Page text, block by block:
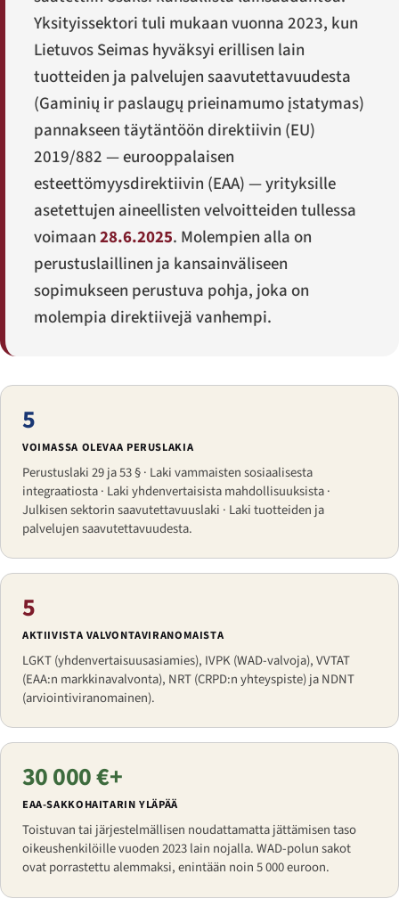
Yksityissektori tuli mukaan vuonna 2023, kun
Lietuvos Seimas hyväksyi erillisen lain
tuotteiden ja palvelujen saavutettavuudesta
(Gaminių ir paslaugų prieinamumo įstatymas)
pannakseen täytäntöön direktiivin (EU)
2019/882 — eurooppalaisen
esteettömyysdirektiivin (EAA) — yrityksille
asetettujen aineellisten velvoitteiden tullessa
voimaan28.6.2025. Molempien alla on
perustuslaillinen ja kansainväliseen
sopimukseen perustuva pohja, joka on
molempia direktiivejä vanhempi.
5
VOIMASSA OLEVAA PERUSLAKIA
Perustuslaki 29 ja 53 § · Laki vammaisten sosiaalisesta
integraatiosta · Laki yhdenvertaisista mahdollisuuksista ·
Julkisen sektorin saavutettavuuslaki · Laki tuotteiden ja
palvelujen saavutettavuudesta.
5
AKTIIVISTA VALVONTAVIRANOMAISTA
LGKT (yhdenvertaisuusasiamies), IVPK (WAD-valvoja), VVTAT
(EAA:n markkinavalvonta), NRT (CRPD:n yhteyspiste) ja NDNT
(arviointiviranomainen).
30 000 €+
EAA-SAKKOHAITARIN YLÄPÄÄ
Toistuvan tai järjestelmällisen noudattamatta jättämisen taso
oikeushenkilöille vuoden 2023 lain nojalla. WAD-polun sakot
ovat porrastettu alemmaksi, enintään noin 5 000 euroon.